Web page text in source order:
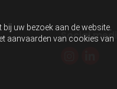
uw bezoek aan de website.
aanvaarden van cookies van
Social media